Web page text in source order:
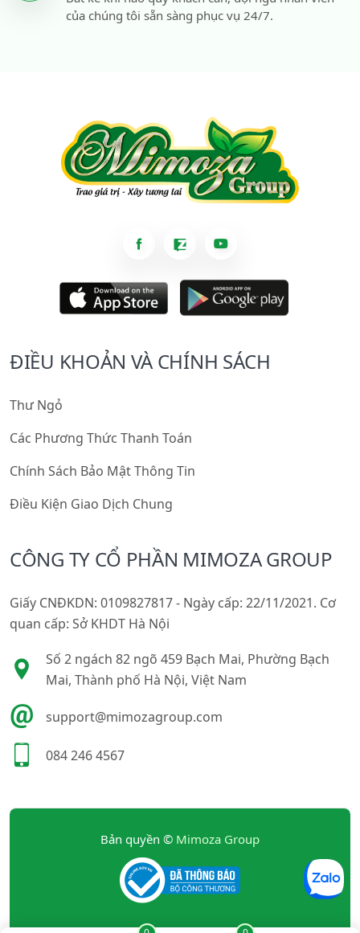
của chúng tôi sẵn sàng phục vụ 24/7.
ĐIỀU KHOẢN VÀ CHÍNH SÁCH
Thư Ngỏ
Các Phương Thức Thanh Toán
Chính Sách Bảo Mật Thông Tin
Điều Kiện Giao Dịch Chung
CÔNG TY CỔ PHẦN MIMOZA GROUP
Giấy CNĐKDN: 0109827817 - Ngày cấp: 22/11/2021. Cơ
quan cấp: Sở KHDT Hà Nội
Số 2 ngách 82 ngõ 459 Bạch Mai, Phường Bạch
Mai, Thành phố Hà Nội, Việt Nam
support@mimozagroup.com
084 246 4567
Bản quyền © Mimoza Group